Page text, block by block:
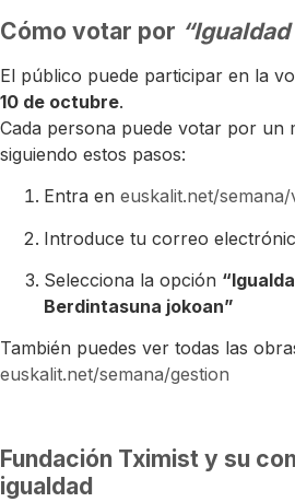
Cómo votar por
El público puede participar en la
10 de octubre.
Cada persona puede votar por un
siguiendo estos pasos:
Entra en euskalit.net/
Introduce tu correo
Selecciona la opción
Berdintasuna jokoan”
También puedes ver todas las
euskalit.net/semana/gestion
Fundación Tximist y su
igualdad